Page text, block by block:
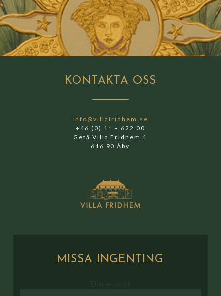
KONTAKTA OSS
info@villafridhem.se
+46 (0) 11 – 622 00
Getå Villa Fridhem 1
616 90 Åby
MISSA INGENTING